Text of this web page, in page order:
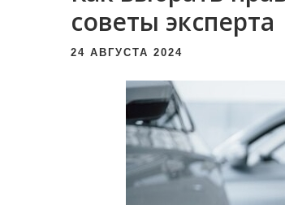
советы эксперта
24 АВГУСТА 2024